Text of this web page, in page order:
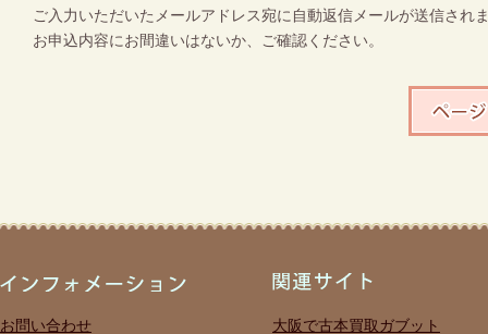
ご入力いただいたメールアドレス宛に自動返信メールが送信され
お申込内容にお間違いはないか、ご確認ください。
お問い合わせ
大阪で古本買取ガブット